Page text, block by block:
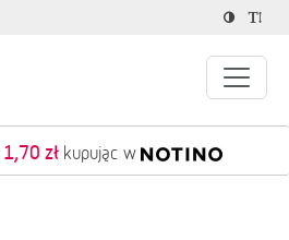
1,70 złkupując w